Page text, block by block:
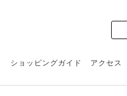
ショッピングガイド アクセス